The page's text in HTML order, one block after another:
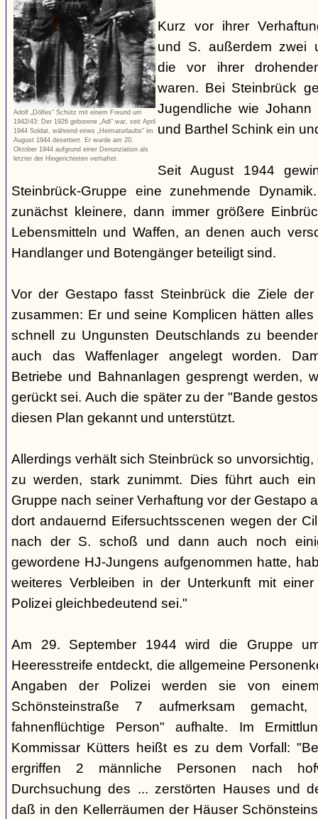
Adolf „Dölfes“ Schütz mit einem Freund um
1942/43: Der 1926 geborene „Adi“ war, seit April
1944 Soldat, während eines „Heimaturlaubs“ im
August 1944 desertiert. Er wurde am 20.
Oktober 1944 aufgrund einer Denunziation als
letzter der Hingerichteten verhaftet.
Kurz vor ihrer
und S. außerdem zwei
die vor ihrer
waren. Bei Steinbrück
Jugendliche wie Johann
und Barthel Schink ein
Seit August 1944
Steinbrück-Gruppe eine zunehmende
zunächst kleinere, dann immer größere
Lebensmitteln und Waffen, an denen auch
Handlanger und Botengänger beteiligt sind.
Vor der Gestapo fasst Steinbrück die Ziele der
zusammen: Er und seine Komplicen hätten
schnell zu Ungunsten Deutschlands zu
auch das Waffenlager angelegt worden.
Betriebe und Bahnanlagen gesprengt werden,
gerückt sei. Auch die später zu der "Bande
diesen Plan gekannt und unterstützt.
Allerdings verhält sich Steinbrück so
zu werden, stark zunimmt. Dies führt auch
Gruppe nach seiner Verhaftung vor der Gestapo
dort andauernd Eifersuchtsscenen wegen der
nach der S. schoß und dann auch noch
gewordene HJ-Jungens aufgenommen hatte,
weiteres Verbleiben in der Unterkunft mit
Polizei gleichbedeutend sei."
Am 29. September 1944 wird die Gruppe
Heeresstreife entdeckt, die allgemeine
Angaben der Polizei werden sie von
Schönsteinstraße 7 aufmerksam
fahnenflüchtige Person" aufhalte. Im
Kommissar Kütters heißt es zu dem Vorfall:
ergriffen 2 männliche Personen nach
Durchsuchung des ... zerstörten Hauses und
daß in den Kellerräumen der Häuser